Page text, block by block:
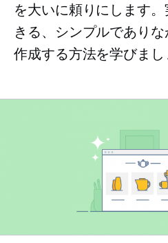
を大いに頼りにします
きる、シンプルであり
作成する方法を学びまし